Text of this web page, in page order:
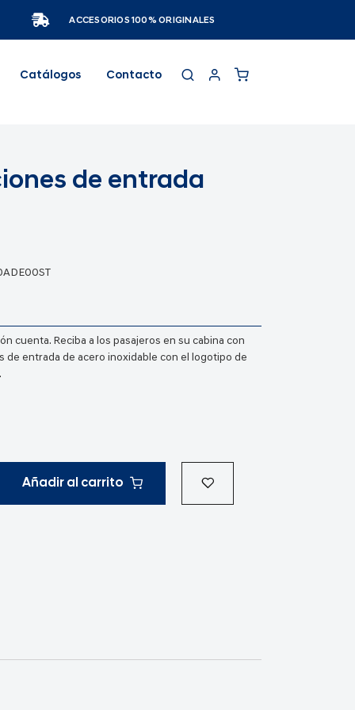
ACCESORIOS 100% ORIGINALES
Catálogos Contacto
de entrada
cuenta. Reciba a los pasajeros en su cabina con
de entrada de acero inoxidable con el logotipo de
Añadir al carrito